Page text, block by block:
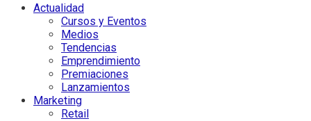
Actualidad
Cursos y Eventos
Medios
Tendencias
Emprendimiento
Premiaciones
Lanzamientos
Marketing
Retail